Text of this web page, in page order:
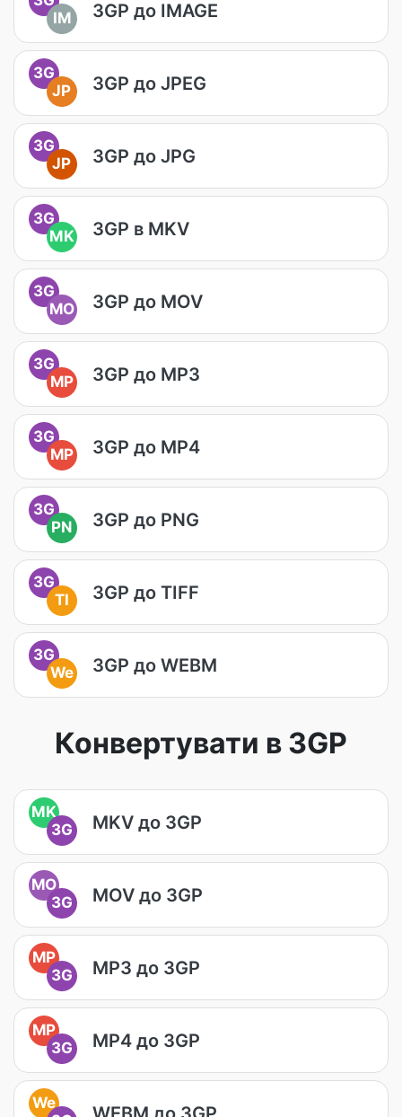
IM
3GP до IMAGE
3G
JP
3GP до JPEG
3G
JP
3GP до JPG
3G
MK
3GP в MKV
3G
MO
3GP до MOV
3G
MP
3GP до MP3
3G
MP
3GP до MP4
3G
PN
3GP до PNG
3G
TI
3GP до TIFF
3G
We
3GP до WEBM
Конвертувати в 3GP
MK
3G
MKV до 3GP
MO
3G
MOV до 3GP
MP
3G
MP3 до 3GP
MP
3G
MP4 до 3GP
We